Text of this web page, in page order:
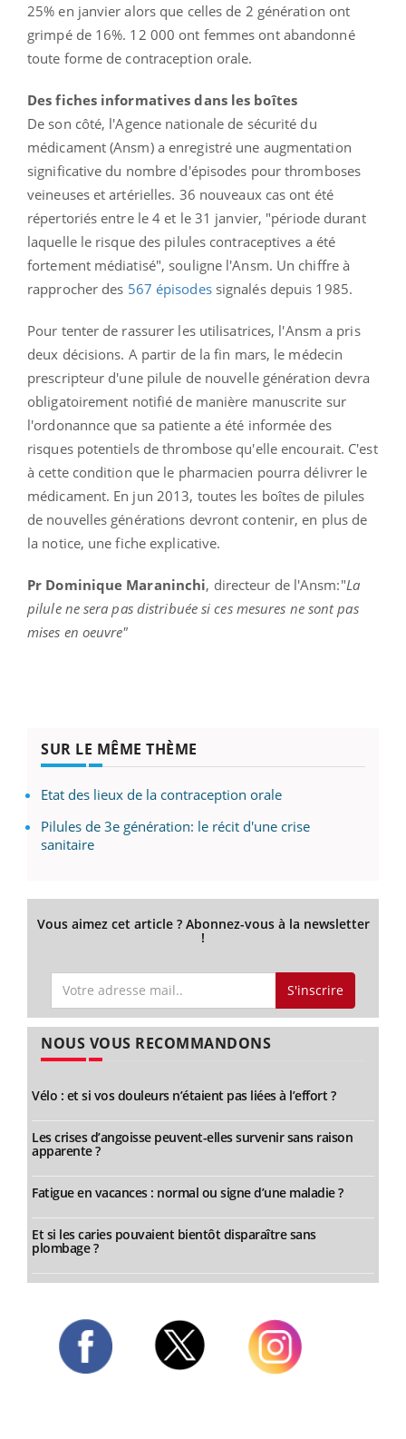
25% en janvier alors que celles de 2 génération ont
grimpé de 16%. 12 000 ont femmes ont abandonné
toute forme de contraception orale.
Des fiches informatives dans les boîtes
De son côté, l'Agence nationale de sécurité du
médicament (Ansm) a enregistré une augmentation
significative du nombre d'épisodes pour thromboses
veineuses et artérielles. 36 nouveaux cas ont été
répertoriés entre le 4 et le 31 janvier, "période durant
laquelle le risque des pilules contraceptives a été
fortement médiatisé", souligne l'Ansm. Un chiffre à
rapprocher des 567 épisodessignalés depuis 1985.
Pour tenter de rassurer les utilisatrices, l'Ansm a pris
deux décisions. A partir de la fin mars, le médecin
prescripteur d'une pilule de nouvelle génération devra
obligatoirement notifié de manière manuscrite sur
l'ordonannce que sa patiente a été informée des
risques potentiels de thrombose qu'elle encourait. C'est
à cette condition que le pharmacien pourra délivrer le
médicament. En jun 2013, toutes les boîtes de pilules
de nouvelles générations devront contenir, en plus de
la notice, une fiche explicative.
Pr Dominique Maraninchi, directeur de l'Ansm:"La
pilule ne sera pas distribuée si ces mesures ne sont pas
mises en oeuvre"
SUR LE MÊME THÈME
Etat des lieux de la contraception orale
Pilules de 3e génération: le récit d'une crise
sanitaire
Vous aimez cet article ? Abonnez-vous à la newsletter
!
S'inscrire
NOUS VOUS RECOMMANDONS
Vélo : et si vos douleurs n’étaient pas liées à l’effort ?
Les crises d’angoisse peuvent-elles survenir sans raison
apparente ?
Fatigue en vacances : normal ou signe d’une maladie ?
Et si les caries pouvaient bientôt disparaître sans
plombage ?